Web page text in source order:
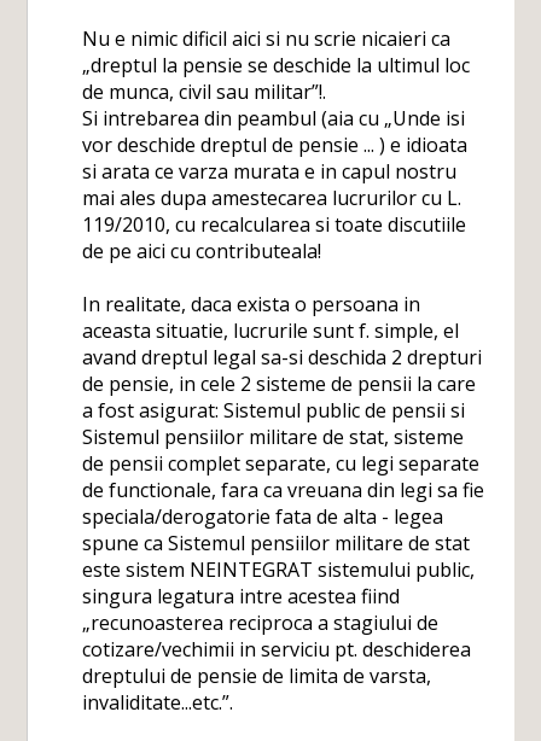
Nu e nimic dificil aici si nu scrie nicaieri ca
„dreptul la pensie se deschide la ultimul loc
de munca, civil sau militar”!.
Si intrebarea din peambul (aia cu „Unde isi
vor deschide dreptul de pensie ... ) e idioata
si arata ce varza murata e in capul nostru
mai ales dupa amestecarea lucrurilor cu L.
119/2010, cu recalcularea si toate discutiile
de pe aici cu contributeala!
In realitate, daca exista o persoana in
aceasta situatie, lucrurile sunt f. simple, el
avand dreptul legal sa-si deschida 2 drepturi
de pensie, in cele 2 sisteme de pensii la care
a fost asigurat: Sistemul public de pensii si
Sistemul pensiilor militare de stat, sisteme
de pensii complet separate, cu legi separate
de functionale, fara ca vreuana din legi sa fie
speciala/derogatorie fata de alta - legea
spune ca Sistemul pensiilor militare de stat
este sistem NEINTEGRAT sistemului public,
singura legatura intre acestea fiind
„recunoasterea reciproca a stagiului de
cotizare/vechimii in serviciu pt. deschiderea
dreptului de pensie de limita de varsta,
invaliditate...etc.”.